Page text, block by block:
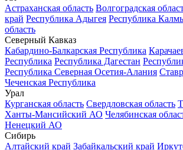
Астраханская область Волгоградская
край Республика Адыгея Республика
область
Северный Кавказ
Кабардино-Балкарская Республика
Республика Республика Дагестан
Республика Северная Осетия-Алания
Чеченская Республика
Урал
Курганская область Свердловская область
Ханты-Мансийский АО Челябинская
Ненецкий АО
Сибирь
Алтайский край Забайкальский край